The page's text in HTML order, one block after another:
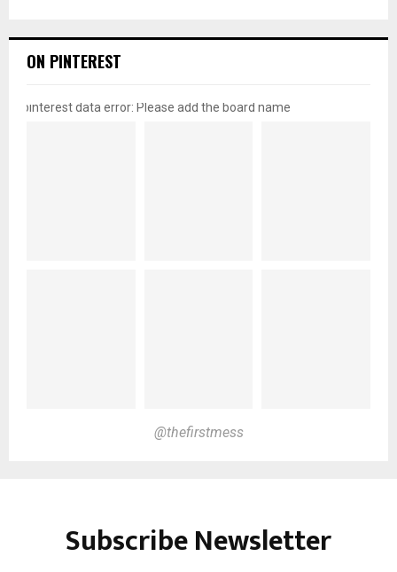
ON PINTEREST
pinterest data error: Please add the board name
@thefirstmess
Subscribe Newsletter